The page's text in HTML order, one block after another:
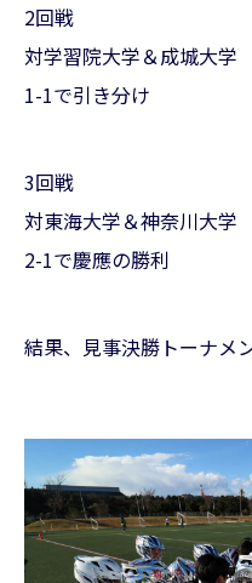
2回戦
対学習院大学＆成城大学
1-1で引き分け
3回戦
対東海大学＆神奈川大学
2-1で慶應の勝利
結果、見事決勝トーナメ